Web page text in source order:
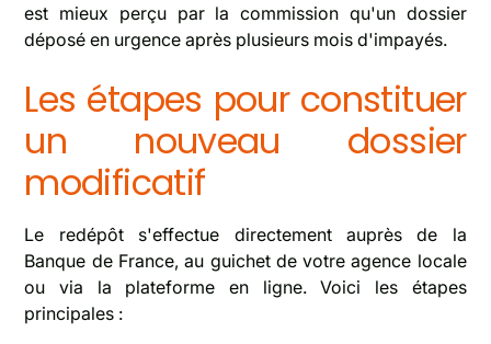
est mieux perçu par la commission qu'un dossier
déposé en urgence après plusieurs mois d'impayés.
Les étapes pour constituer
un nouveau dossier
modificatif
Le redépôt s'effectue directement auprès de la
Banque de France, au guichet de votre agence locale
ou via la plateforme en ligne. Voici les étapes
principales :